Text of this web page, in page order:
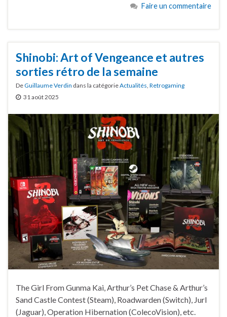
Faire un commentaire
Shinobi: Art of Vengeance et autres
sorties rétro de la semaine
DeGuillaume Verdin dans la catégorieActualités Retrogaming
31 août 2025
The Girl From Gunma Kai, Arthur’s Pet Chase & Arthur’s
Sand Castle Contest (Steam), Roadwarden (Switch), Jurl
(Jaguar), Operation Hibernation (ColecoVision), etc.